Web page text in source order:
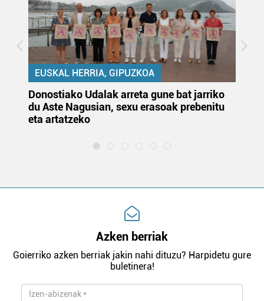
EUSKAL HERRIA, GIPUZKOA
Donostiako Udalak arreta gune bat jarriko
du Aste Nagusian, sexu erasoak prebenitu
eta artatzeko
Azken berriak
Goierriko azken berriak jakin nahi dituzu? Harpidetu gure
buletinera!